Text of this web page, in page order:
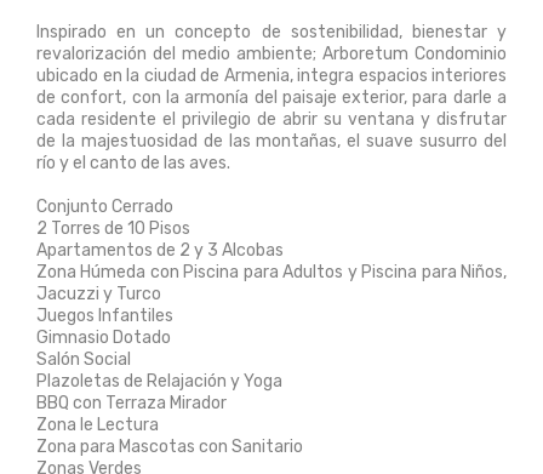
Inspirado en un concepto de sostenibilidad, bienestar y
revalorización del medio ambiente; Arboretum Condominio
ubicado en la ciudad de Armenia, integra espacios interiores
de confort, con la armonía del paisaje exterior, para darle a
cada residente el privilegio de abrir su ventana y disfrutar
de la majestuosidad de las montañas, el suave susurro del
río y el canto de las aves.
Conjunto Cerrado
2 Torres de 10 Pisos
Apartamentos de 2 y 3 Alcobas
Zona Húmeda con Piscina para Adultos y Piscina para Niños,
Jacuzzi y Turco
Juegos Infantiles
Gimnasio Dotado
Salón Social
Plazoletas de Relajación y Yoga
BBQ con Terraza Mirador
Zona le Lectura
Zona para Mascotas con Sanitario
Zonas Verdes